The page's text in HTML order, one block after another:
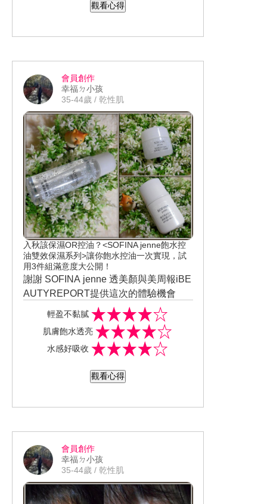
感粉重，持妝度上我也覺得比起舊款更
會泛一點油光 ，這時用衛生紙或是雙手
會泛一點油光，同樣也是輕輕按壓就能
恢復美麗妝容，真的有做到「長效控油
持妝ＥＸ配方」、「8小時不脫妝」，而
對我這個天生毛孔人來說最讓我感到驚
豔的是它霧化毛孔的效果，即使是少量
的輕抹依舊可以打造零毛孔無瑕膚質，
全臉上妝更不用技巧 !!! 全系列共有4個色
號能做挑選 OC01白皙 OC03 明亮 OC0
5 自然 PO03 粉嫩，而且剛剛偷偷發現
輕妝綺肌長效粉餅 進化版 粉蕊容量竟然
變多了9.7g (舊款→9g)，但不論是粉盒
或是粉撲都是維持原本的售價，用量上
也相對比較省，而進化版的持妝效果與
粉質都優於前一代、妝感更顯自然、霧
化毛孔效果同步更升級，只能說這樣的
定價真的是太佛心來著
觀看心得
會員創作
幸福ㄉ小孩
35-44歲 / 乾性肌
入秋該保濕OR控油？<SOFINA jenne飽水控
油雙效保濕系列>讓你飽水控油一次實現，試
用3件組滿意度大公開！
謝謝 SOFINA jenne 透美顏與美周報iBE
AUTYREPORT提供這次的體驗機會
這次所送的是飽水控油基礎保養+防護乳
三件式組 還另外附美美的網袋!!
而每款產品的容量都非常小巧 外出、旅
遊份外適合
還是無油配方更具備高保濕成分
涼爽的氣溫
的香氣 完全推勻後更幾乎聞不太到
雖然倒出來是水一樣的質地 但用手劃開
推勻後會發現產品多了一份潤澤感
起來覺得黏膩或是有悶悶的不舒服感 反
輕盈不黏膩
肌膚飽水透亮
水感好吸收
觀看心得
會員創作
幸福ㄉ小孩
35-44歲 / 乾性肌